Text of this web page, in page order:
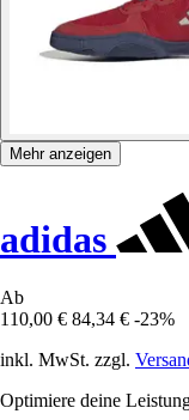
Mehr anzeigen
adidas
Ab
110,00 € 84,34 € -23%
inkl. MwSt. zzgl.
Optimiere deine